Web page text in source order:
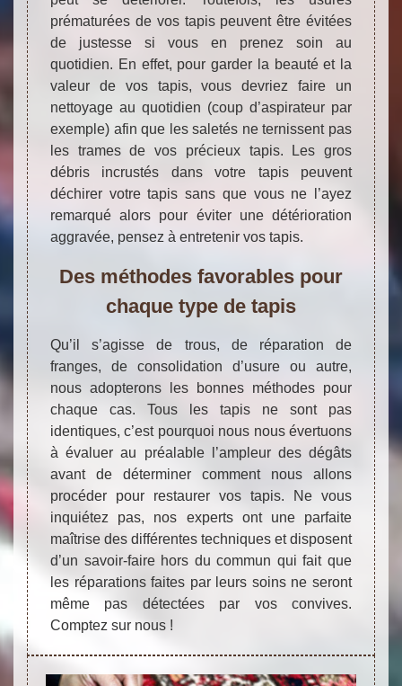
prématurées de vos tapis peuvent être évitées
de justesse si vous en prenez soin au
quotidien. En effet, pour garder la beauté et la
valeur de vos tapis, vous devriez faire un
nettoyage au quotidien (coup d’aspirateur par
exemple) afin que les saletés ne ternissent pas
les trames de vos précieux tapis. Les gros
débris incrustés dans votre tapis peuvent
déchirer votre tapis sans que vous ne l’ayez
remarqué alors pour éviter une détérioration
aggravée, pensez à entretenir vos tapis.
Des méthodes favorables pour
chaque type de tapis
Qu’il s’agisse de trous, de réparation de
franges, de consolidation d’usure ou autre,
nous adopterons les bonnes méthodes pour
chaque cas. Tous les tapis ne sont pas
identiques, c’est pourquoi nous nous évertuons
à évaluer au préalable l’ampleur des dégâts
avant de déterminer comment nous allons
procéder pour restaurer vos tapis. Ne vous
inquiétez pas, nos experts ont une parfaite
maîtrise des différentes techniques et disposent
d’un savoir-faire hors du commun qui fait que
les réparations faites par leurs soins ne seront
même pas détectées par vos convives.
Comptez sur nous !